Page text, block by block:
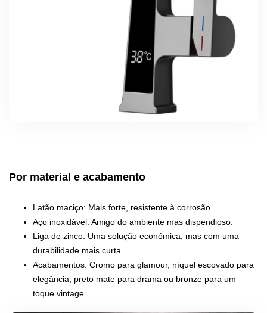
Por material e acabamento
Latão maciço: Mais forte, resistente à corrosão.
Aço inoxidável: Amigo do ambiente mas dispendioso.
Liga de zinco: Uma solução económica, mas com uma
durabilidade mais curta.
Acabamentos: Cromo para glamour, níquel escovado para
elegância, preto mate para drama ou bronze para um
toque vintage.